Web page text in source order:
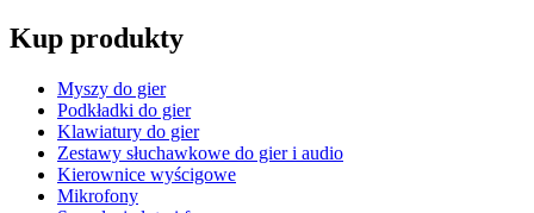
Kup produkty
Myszy do gier
Podkładki do gier
Klawiatury do gier
Zestawy słuchawkowe do gier i audio
Kierownice wyścigowe
Mikrofony